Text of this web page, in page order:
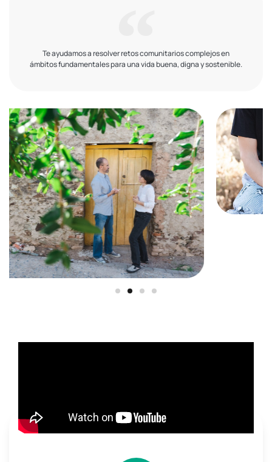
Te ayudamos a resolver retos comunitarios complejos en
ámbitos fundamentales para una vida buena, digna y sostenible.